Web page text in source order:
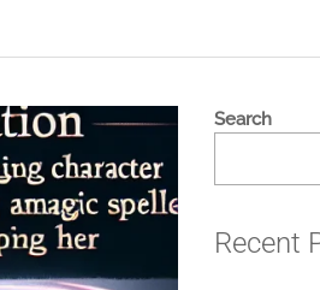
Search
Recent